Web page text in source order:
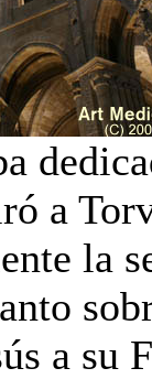
a
la
a su